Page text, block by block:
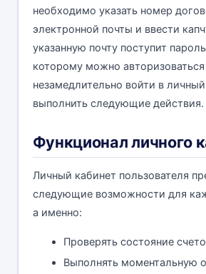
необходимо указать номер
электронной почты и ввести
указанную почту поступит
которому можно авторизоваться
незамедлительно войти в
выполнить следующие действия.
Функционал личного
Личный кабинет пользователя
следующие возможности для
а именно:
Проверять состояние
Выполнять моментальную